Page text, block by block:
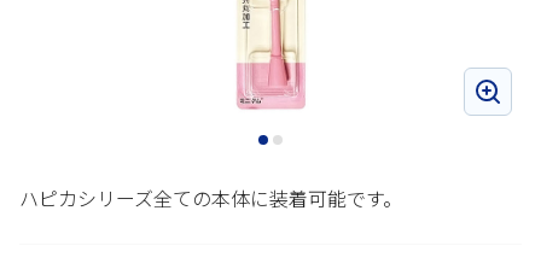
ハピカシリーズ全ての本体に装着可能です。